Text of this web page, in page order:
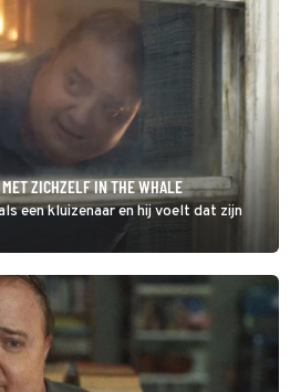
MET ZICHZELF IN THE WHALE
een kluizenaar en hij voelt dat zijn